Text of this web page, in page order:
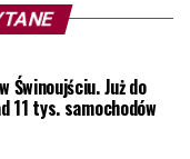
Świnoujściu. Już do
11 tys. samochodów